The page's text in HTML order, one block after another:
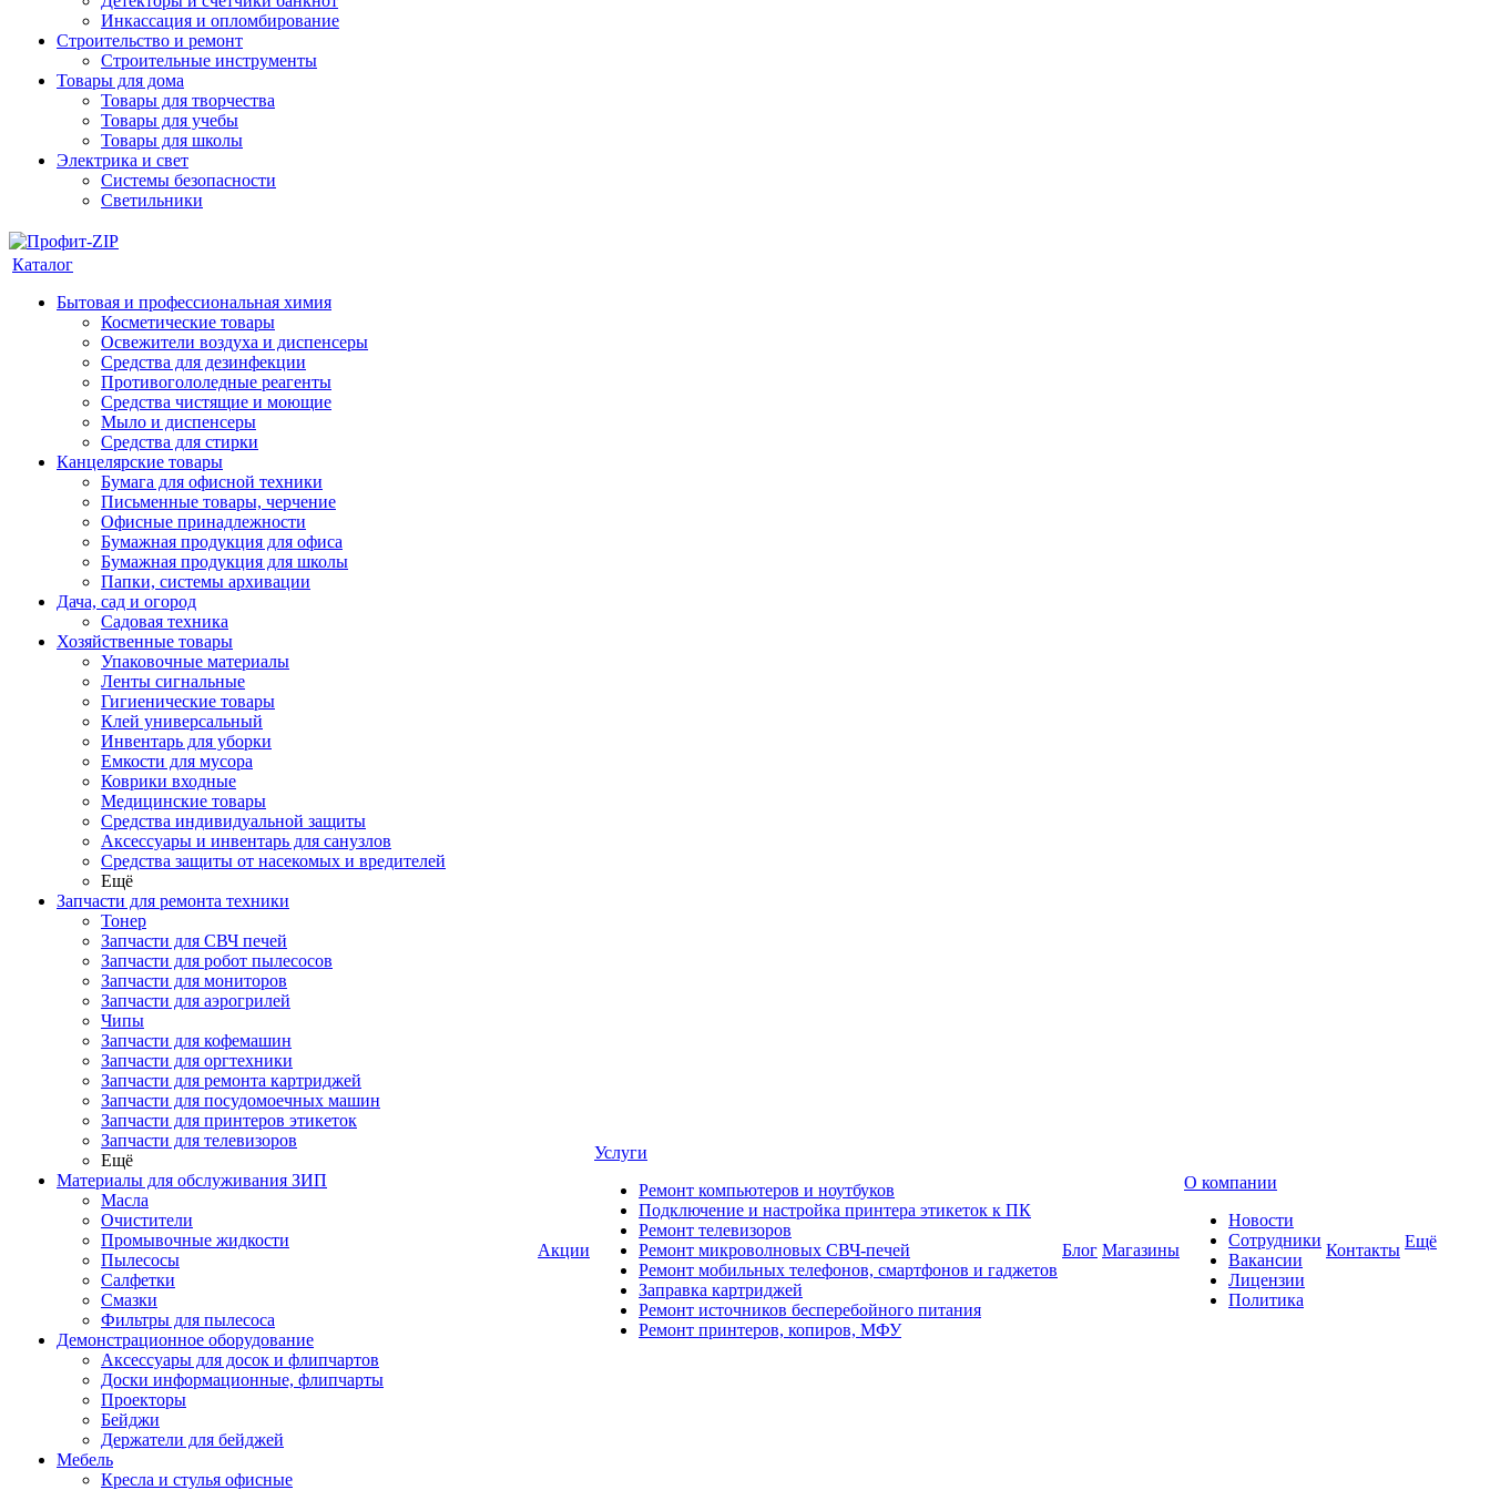
Инкассация и опломбирование
Строительство и ремонт
Строительные инструменты
Товары для дома
Товары для творчества
Товары для учебы
Товары для школы
Электрика и свет
Системы безопасности
Светильники
Каталог
Бытовая и профессиональная химия
Косметические товары
Освежители воздуха и диспенсеры
Средства для дезинфекции
Противогололедные реагенты
Средства чистящие и моющие
Мыло и диспенсеры
Средства для стирки
Канцелярские товары
Бумага для офисной техники
Письменные товары, черчение
Офисные принадлежности
Бумажная продукция для офиса
Бумажная продукция для школы
Папки, системы архивации
Дача, сад и огород
Садовая техника
Хозяйственные товары
Упаковочные материалы
Ленты сигнальные
Гигиенические товары
Клей универсальный
Инвентарь для уборки
Емкости для мусора
Коврики входные
Медицинские товары
Средства индивидуальной защиты
Аксессуары и инвентарь для санузлов
Средства защиты от насекомых и вредителей
Ещё
Запчасти для ремонта техники
Тонер
Запчасти для СВЧ печей
Запчасти для робот пылесосов
Запчасти для мониторов
Запчасти для аэрогрилей
Чипы
Запчасти для кофемашин
Запчасти для оргтехники
Запчасти для ремонта картриджей
Запчасти для посудомоечных машин
Запчасти для принтеров этикеток
Запчасти для телевизоров
Ещё
Материалы для обслуживания ЗИП
Масла
Очистители
Промывочные жидкости
Пылесосы
Салфетки
Смазки
Фильтры для пылесоса
Демонстрационное оборудование
Аксессуары для досок и флипчартов
Доски информационные, флипчарты
Проекторы
Бейджи
Держатели для бейджей
Мебель
Кресла и стулья офисные
Акции
Услуги
Ремонт компьютеров и ноутбуков
Подключение и настройка принтера этикеток к ПК
Ремонт телевизоров
Ремонт микроволновых СВЧ-печей
Ремонт мобильных телефонов, смартфонов и гаджетов
Заправка картриджей
Ремонт источников бесперебойного питания
Ремонт принтеров, копиров, МФУ
Блог Магазины
О компании
Новости
Сотрудники
Вакансии
Лицензии
Политика
Контакты Ещё